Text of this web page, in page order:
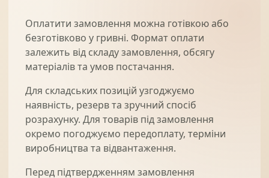
07 Солнце защита
Оплатити замовлення можна готівкою або
безготівково у гривні. Формат оплати
залежить від складу замовлення, обсягу
матеріалів та умов постачання.
Для складських позицій узгоджуємо
наявність, резерв та зручний спосіб
розрахунку. Для товарів під замовлення
окремо погоджуємо передоплату, терміни
виробництва та відвантаження.
Перед підтвердженням замовлення